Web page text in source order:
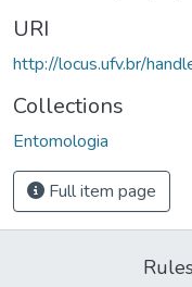
URI
http://locus.ufv.br/
Collections
Entomologia
Full item page